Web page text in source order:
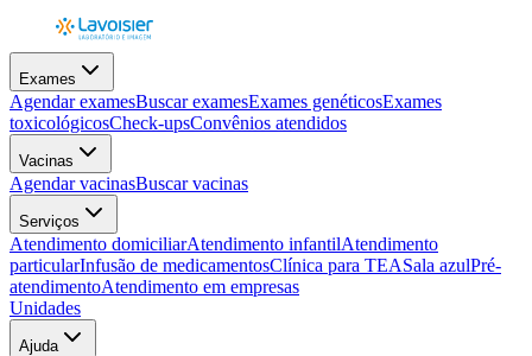
Exames
Agendar examesBuscar examesExames genéticosExames
toxicológicosCheck-upsConvênios atendidos
Vacinas
Agendar vacinasBuscar vacinas
Serviços
Atendimento domiciliarAtendimento infantilAtendimento
particularInfusão de medicamentosClínica para TEASala azulPré-
atendimentoAtendimento em empresas
Unidades
Ajuda